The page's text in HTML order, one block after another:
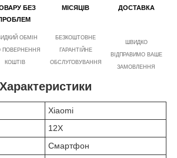
БЕЗ
МІСЯЦІВ
ДОСТАВКА
ОБМІН
ПОВЕРНЕННЯ
КОШТІВ
БЕЗКОШТОВНЕ
ГАРАНТІЙНЕ
ОБСЛУГОВУВАННЯ
ШВИДКО
ВІДПРАВИМО ВАШЕ
ЗАМОВЛЕННЯ
Характеристики
Xiaomi
12X
Смартфон